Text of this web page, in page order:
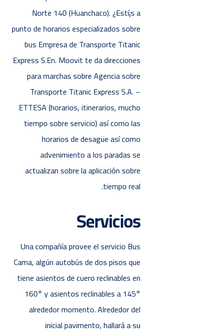
Norte 140 (Huanchaco). ¿Estí¡s a
punto de horarios especializados sobre
bus Empresa de Transporte Titanic
Express S.En. Moovit te da direcciones
para marchas sobre Agencia sobre
Transporte Titanic Express S.A. –
ETTESA (horarios, itinerarios, mucho
tiempo sobre servicio) así­ como las
horarios de desagüe así­ como
advenimiento a los paradas se
actualizan sobre la aplicación sobre
tiempo real.
Servicios
Una compañía provee el servicio Bus
Cama, algún autobús de dos pisos que
tiene asientos de cuero reclinables en
160° y asientos reclinables a 145°
alrededor momento. Alrededor del
inicial pavimento, hallará a su